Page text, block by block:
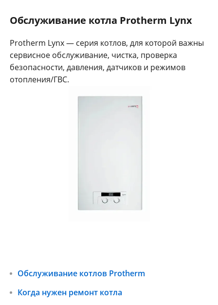
Обслуживание котла Protherm Lynx
Protherm Lynx — серия котлов, для которой важны
сервисное обслуживание, чистка, проверка
безопасности, давления, датчиков и режимов
отопления/ГВС.
Обслуживание котлов Protherm
Когда нужен ремонт котла